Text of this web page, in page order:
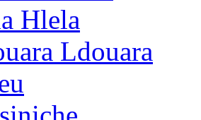
Hlela
Ldouara